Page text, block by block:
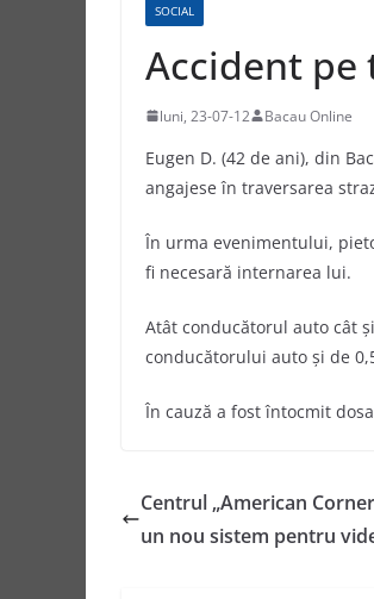
SOCIAL
Accident pe
luni, 23-07-12 Bacau Online
Eugen D. (42 de ani), din
angajese în traversarea
În urma evenimentului,
fi necesară internarea lui.
Atât conducătorul auto cât
conducătorului auto şi de
În cauză a fost întocmit
Centrul „American
un nou sistem pentru